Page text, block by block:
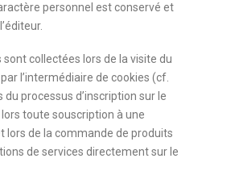
personnel est conservé et
sont collectées lors de la visite du
l’intermédiaire de cookies (cf.
du processus d’inscription sur le
toute souscription à une
lors de la commande de produits
de services directement sur le